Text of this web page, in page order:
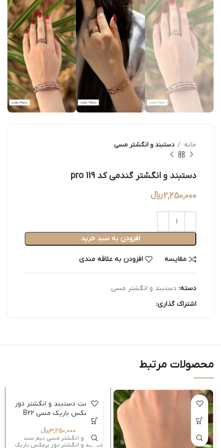
خانه دستبند و انگشتر مسی
دستبند و انگشتر گندمی کد 119 pro
2,250,000﷼
افزودن به سبد خرید
مقایسه افزودن به علاقه مندی
دسته: دستبند و انگشتر مسی
اشتراک گذاری:
محصولات مرتبط
نیم ست دستبند و انگشتر دور
برعکس باریک مسی B22
3,250,000﷼
دستبند و انگشتر مسی نیم ست
دستبند و انگشتر دور برعکس باریک